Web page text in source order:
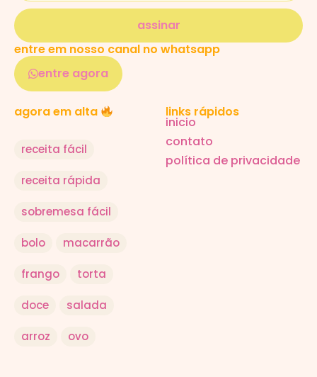
assinar
entre em nosso canal no whatsapp
entre agora
agora em alta
receita fácil
receita rápida
sobremesa fácil
bolo macarrão
frango torta
doce salada
arroz ovo
links rápidos
inicio
contato
política de privacidade